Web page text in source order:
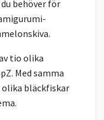
behöver för
tio olika
Med samma
bläckfiskar